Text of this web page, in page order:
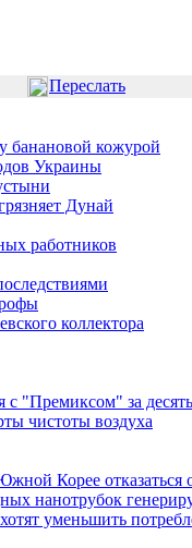
Переслать
банановой кожурой
Украины
Дунай
работников
коллектора
с "Премиксом" за
чистоты воздуха
Корее отказаться
нанотрубок
уменьшить